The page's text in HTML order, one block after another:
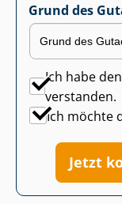
Grund des
Ich habe den
verstanden.
Ich möchte
Jetzt